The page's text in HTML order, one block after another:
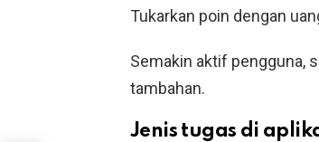
Tukarkan poin dengan
Semakin aktif pengguna,
tambahan.
Jenis tugas di